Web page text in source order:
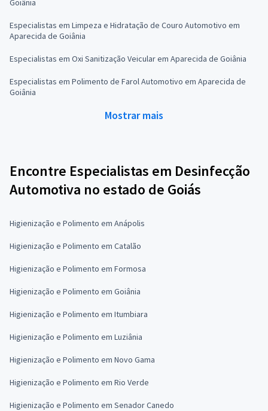
Goiânia
Especialistas em Limpeza e Hidratação de Couro Automotivo em
Aparecida de Goiânia
Especialistas em Oxi Sanitização Veicular em Aparecida de Goiânia
Especialistas em Polimento de Farol Automotivo em Aparecida de
Goiânia
Mostrar mais
Encontre Especialistas em Desinfecção
Automotiva no estado de Goiás
Higienização e Polimento em Anápolis
Higienização e Polimento em Catalão
Higienização e Polimento em Formosa
Higienização e Polimento em Goiânia
Higienização e Polimento em Itumbiara
Higienização e Polimento em Luziânia
Higienização e Polimento em Novo Gama
Higienização e Polimento em Rio Verde
Higienização e Polimento em Senador Canedo